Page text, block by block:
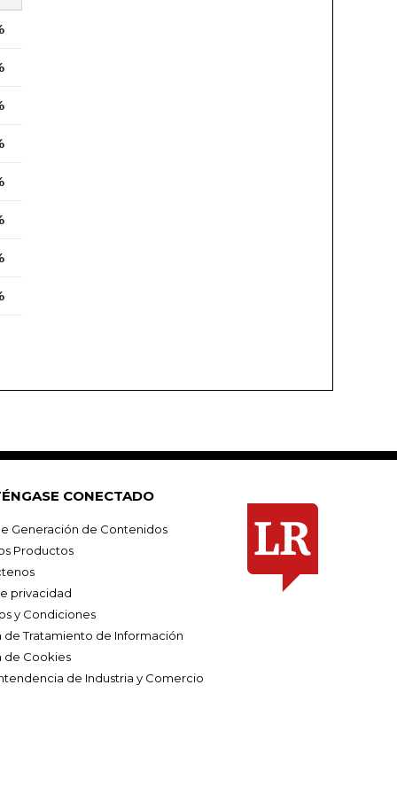
CONECTADO
Generación de Contenidos
Productos
privacidad
y Condiciones
de Tratamiento de Información
de Cookies
de Industria y Comercio